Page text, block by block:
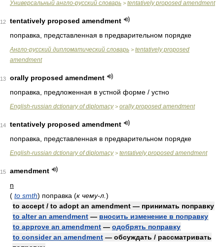
Универсальный англо-русский словарь > tentatively proposed amendment
12
tentatively proposed amendment
поправка, представленная в предварительном порядке
Англо-русский дипломатический словарь > tentatively proposed
amendment
13
orally proposed amendment
поправка, предложенная в устной форме / устно
English-russian dctionary of diplomacy> orally proposed amendment
14
tentatively proposed amendment
поправка, представленная в предварительном порядке
English-russian dctionary of diplomacy> tentatively proposed amendment
15
amendment
n
( to smth) поправка (к чему-л. )
to accept / to adopt an amendment — принимать поправку
to alter an amendment — вносить изменение в поправку
to approve an amendment — одобрять поправку
to consider an amendment — обсуждать / рассматривать